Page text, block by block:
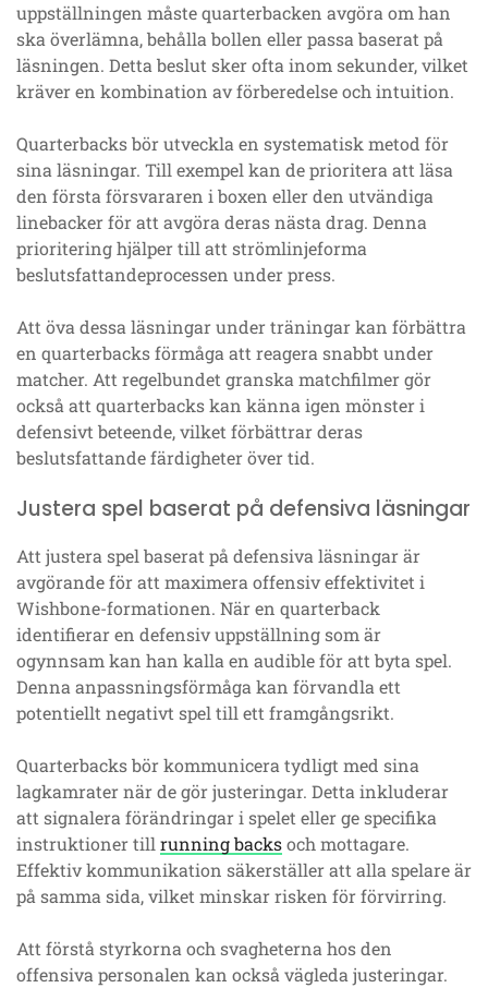
uppställningen måste quarterbacken avgöra om han
ska överlämna, behålla bollen eller passa baserat på
läsningen. Detta beslut sker ofta inom sekunder, vilket
kräver en kombination av förberedelse och intuition.
Quarterbacks bör utveckla en systematisk metod för
sina läsningar. Till exempel kan de prioritera att läsa
den första försvararen i boxen eller den utvändiga
linebacker för att avgöra deras nästa drag. Denna
prioritering hjälper till att strömlinjeforma
beslutsfattandeprocessen under press.
Att öva dessa läsningar under träningar kan förbättra
en quarterbacks förmåga att reagera snabbt under
matcher. Att regelbundet granska matchfilmer gör
också att quarterbacks kan känna igen mönster i
defensivt beteende, vilket förbättrar deras
beslutsfattande färdigheter över tid.
Justera spel baserat på defensiva läsningar
Att justera spel baserat på defensiva läsningar är
avgörande för att maximera offensiv effektivitet i
Wishbone-formationen. När en quarterback
identifierar en defensiv uppställning som är
ogynnsam kan han kalla en audible för att byta spel.
Denna anpassningsförmåga kan förvandla ett
potentiellt negativt spel till ett framgångsrikt.
Quarterbacks bör kommunicera tydligt med sina
lagkamrater när de gör justeringar. Detta inkluderar
att signalera förändringar i spelet eller ge specifika
instruktioner tillrunning backsoch mottagare.
Effektiv kommunikation säkerställer att alla spelare är
på samma sida, vilket minskar risken för förvirring.
Att förstå styrkorna och svagheterna hos den
offensiva personalen kan också vägleda justeringar.